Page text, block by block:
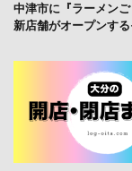
中津市に『ラーメン
新店舗がオープンす